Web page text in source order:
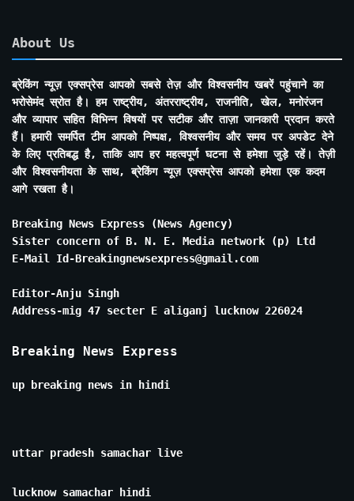
About Us
ब्रेकिंग न्यूज़ एक्सप्रेस आपको सबसे तेज़ और विश्वसनीय खबरें पहुंचाने का
भरोसेमंद स्रोत है। हम राष्ट्रीय, अंतरराष्ट्रीय, राजनीति, खेल, मनोरंजन
और व्यापार सहित विभिन्न विषयों पर सटीक और ताज़ा जानकारी प्रदान करते
हैं। हमारी समर्पित टीम आपको निष्पक्ष, विश्वसनीय और समय पर अपडेट देने
के लिए प्रतिबद्ध है, ताकि आप हर महत्वपूर्ण घटना से हमेशा जुड़े रहें। तेज़ी
और विश्वसनीयता के साथ, ब्रेकिंग न्यूज़ एक्सप्रेस आपको हमेशा एक कदम
आगे रखता है।
Breaking News Express (News Agency)
Sister concern of B. N. E. Media network (p) Ltd
E-Mail Id-Breakingnewsexpress@gmail.com
Editor-Anju Singh
Address-mig 47 secter E aliganj lucknow 226024
Breaking News Express
up breaking news in hindi
uttar pradesh samachar live
lucknow samachar hindi